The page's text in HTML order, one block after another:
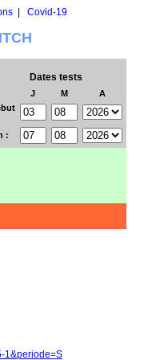
| Covid-19
Dates tests
J M
A
:
1&periode=S